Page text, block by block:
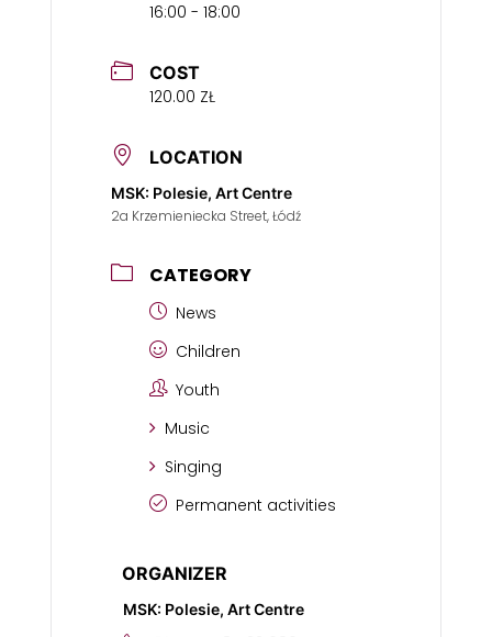
16:00 - 18:00
COST
120.00 ZŁ
LOCATION
MSK: Polesie, Art Centre
2a Krzemieniecka Street, Łódź
CATEGORY
News
Children
Youth
Music
Singing
Permanent activities
ORGANIZER
MSK: Polesie, Art Centre